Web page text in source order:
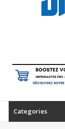
en
ligne
matériel
informatique
Categories